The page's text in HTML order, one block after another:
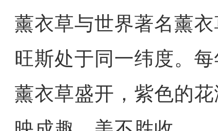
薰衣草与世界著名薰
旺斯处于同一纬度。
薰衣草盛开，紫色的